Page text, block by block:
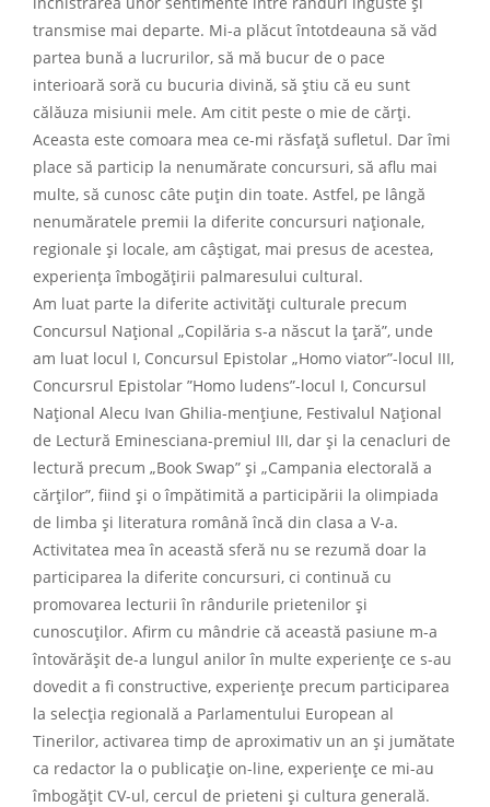
transmise mai departe. Mi-a plăcut întotdeauna să văd
partea bună a lucrurilor, să mă bucur de o pace
interioară soră cu bucuria divină, să știu că eu sunt
călăuza misiunii mele. Am citit peste o mie de cărți.
Aceasta este comoara mea ce-mi răsfață sufletul. Dar îmi
place să particip la nenumărate concursuri, să aflu mai
multe, să cunosc câte puțin din toate. Astfel, pe lângă
nenumăratele premii la diferite concursuri naționale,
regionale și locale, am câștigat, mai presus de acestea,
experiența îmbogățirii palmaresului cultural.
Am luat parte la diferite activități culturale precum
Concursul Național „Copilăria s-a născut la țară”, unde
am luat locul I, Concursul Epistolar „Homo viator”-locul III,
Concursrul Epistolar ”Homo ludens”-locul I, Concursul
Național Alecu Ivan Ghilia-mențiune, Festivalul Național
de Lectură Eminesciana-premiul III, dar și la cenacluri de
lectură precum „Book Swap” și „Campania electorală a
cărților”, fiind și o împătimită a participării la olimpiada
de limba și literatura română încă din clasa a V-a.
Activitatea mea în această sferă nu se rezumă doar la
participarea la diferite concursuri, ci continuă cu
promovarea lecturii în rândurile prietenilor și
cunoscuților. Afirm cu mândrie că această pasiune m-a
întovărășit de-a lungul anilor în multe experiențe ce s-au
dovedit a fi constructive, experiențe precum participarea
la selecția regională a Parlamentului European al
Tinerilor, activarea timp de aproximativ un an și jumătate
ca redactor la o publicație on-line, experiențe ce mi-au
îmbogățit CV-ul, cercul de prieteni și cultura generală.